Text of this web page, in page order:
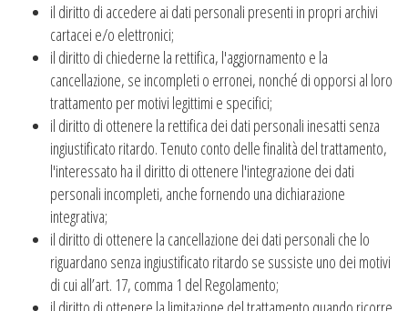
il diritto di accedere ai dati personali presenti in propri archivi
cartacei e/o elettronici;
il diritto di chiederne la rettifica, l'aggiornamento e la
cancellazione, se incompleti o erronei, nonché di opporsi al loro
trattamento per motivi legittimi e specifici;
il diritto di ottenere la rettifica dei dati personali inesatti senza
ingiustificato ritardo. Tenuto conto delle finalità del trattamento,
l'interessato ha il diritto di ottenere l'integrazione dei dati
personali incompleti, anche fornendo una dichiarazione
integrativa;
il diritto di ottenere la cancellazione dei dati personali che lo
riguardano senza ingiustificato ritardo se sussiste uno dei motivi
di cui all’art. 17, comma 1 del Regolamento;